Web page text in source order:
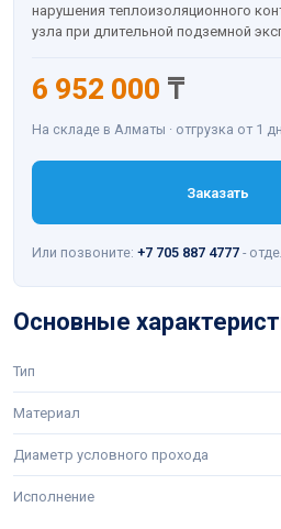
нарушения теплоизоляционного
узла при длительной подземной
6 952 000 ₸
На складе в Алматы · отгрузка от 1
Заказать
Или позвоните: +7 705 887 4777 -
Основные
Тип
Материал
Диаметр условного прохода
Исполнение